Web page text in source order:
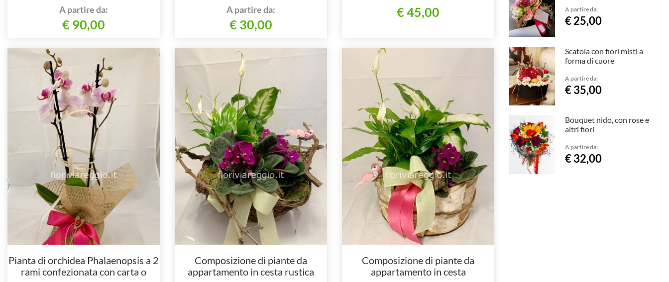
A partire da:
€ 90,00
A partire da:
€ 30,00
€ 45,00
Pianta di orchidea Phalaenopsis a 2
rami confezionata con carta o
Composizione di piante da
appartamento in cesta rustica
Composizione di piante da
appartamento in cesta
A partire da:
€ 25,00
Scatola con fiori misti a
forma di cuore
A partire da:
€ 35,00
Bouquet nido, con rose e
altri fiori
A partire da:
€ 32,00